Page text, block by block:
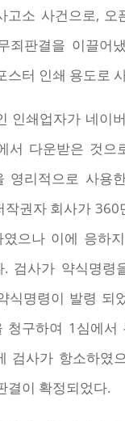
고소 사건으로, 오
죄판결을 이끌어
스터 인쇄 용도로
인쇄업자가 네이
서 다운받은 것으
영리적으로 사용
작권자 회사가 360
였으나 이에 응하
검사가 약식명령
식명령이 발령 되
청구하여 1심에서
검사가 항소하였
결이 확정되었다.